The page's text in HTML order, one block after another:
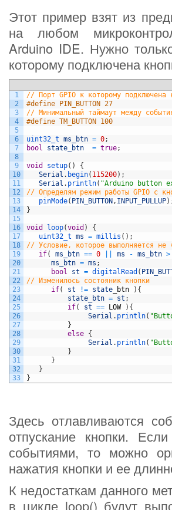
Этот пример взят из
на любом
Arduino IDE. Нужно
которому подключена
1
2
3
4
5
6
7
8
9
10
11
12
13
14
15
16
17
18
19
20
21
22
23
24
25
26
27
28
29
30
31
32
33
// Порт GPIO к которому подключена
#define PIN_BUTTON 27
// Минимальный таймаут между
#define TM_BUTTON 100
uint32_t ms_btn = 0;
bool
state_btn = true;
void setup( )
{
Serial . begin( 115200) ;
Serial . println( "Arduino button
// Определям режим работы GPIO с
pinMode( PIN_BUTTON , INPUT_PULLUP)
}
void loop(void )
{
uint32_t ms = millis ( ) ;
// Условие, которое выполняется не
if( ms_btn == 0 ms - ms_btn >
ms_btn = ms ;
bool
st = digitalRead (
// Изменилось состояник кнопки
if( st != state btn ) {
state_btn = st ;
if( st == LOW ) {
Serial . println(
}
else {
Serial . println(
}
}
}
}
Здесь отлавливаются
отпускание кнопки.
событиями, то можно
нажатия кнопки и ее
К недостаткам данного
в цикле loop() будут